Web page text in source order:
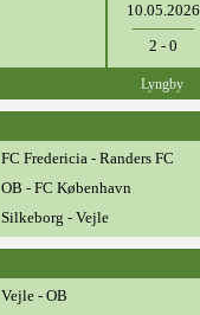
10.05.2026
2 - 0
Lyngby
FC Fredericia - Randers FC
OB - FC København
Silkeborg - Vejle
Vejle - OB